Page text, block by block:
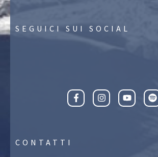
SEGUICI SUI SOCIAL
CONTATTI